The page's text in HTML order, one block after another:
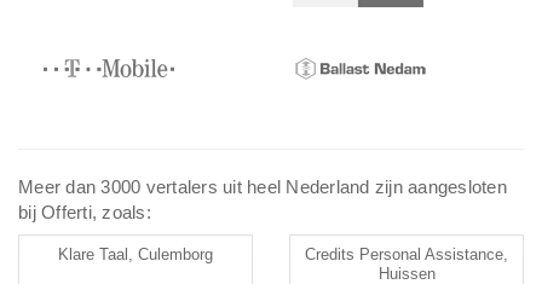
Meer dan 3000 vertalers uit heel Nederland zijn aangesloten
bij Offerti, zoals:
Klare Taal, Culemborg
Credits Personal Assistance,
Huissen